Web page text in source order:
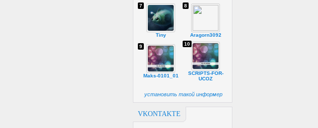
Tiny
7
Aragorn3092
8
Maks-0101_01
9
SCRIPTS-FOR-
UCOZ
10
установить такой информер
VKONTAKTE